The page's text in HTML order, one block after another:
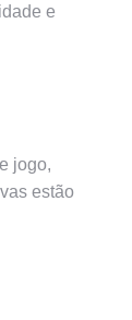
e
jogo,
estão